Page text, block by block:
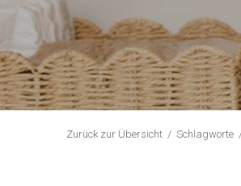
Zurück zur Übersicht Schlagworte